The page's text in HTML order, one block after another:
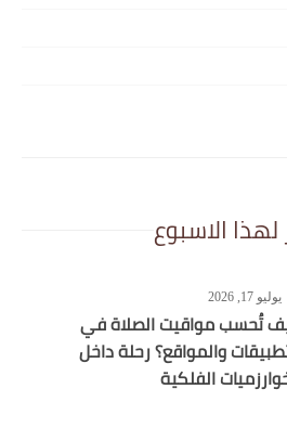
الاسبوع
2026
مواقيت الصلاة في
والمواقع؟ رحلة داخل
الفلكية